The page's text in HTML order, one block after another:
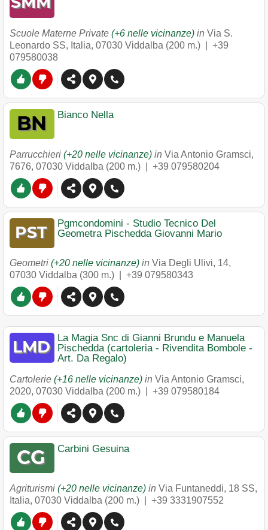
Scuole Materne Private (+6 nelle vicinanze) in Via S.
Leonardo SS, Italia, 07030 Viddalba (200 m.) | +39
079580038
Bianco Nella
Parrucchieri (+20 nelle vicinanze) in Via Antonio Gramsci,
7676, 07030 Viddalba (200 m.) | +39 079580204
Pgmcondomini - Studio Tecnico Del
Geometra Pischedda Giovanni Mario
Geometri (+20 nelle vicinanze) in Via Degli Ulivi, 14,
07030 Viddalba (300 m.) | +39 079580343
La Magia Snc di Gianni Brundu e Manuela
Pischedda (cartoleria - Rivendita Bombole -
Art. Da Regalo)
Cartolerie (+16 nelle vicinanze) in Via Antonio Gramsci,
2020, 07030 Viddalba (200 m.) | +39 079580184
Carbini Gesuina
Agriturismi (+20 nelle vicinanze) in Via Funtaneddi, 18 SS,
Italia, 07030 Viddalba (200 m.) | +39 3331907552